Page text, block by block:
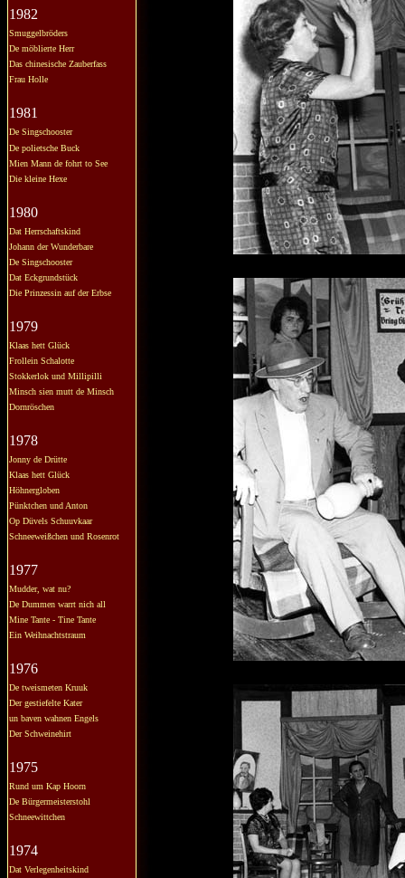
1982
Smuggelbröders
De möblierte Herr
Das chinesische Zauberfass
Frau Holle
1981
De Singschooster
De polietsche Buck
Mien Mann de fohrt to See
Die kleine Hexe
1980
Dat Herrschaftskind
Johann der Wunderbare
De Singschooster
Dat Eckgrundstück
Die Prinzessin auf der Erbse
1979
Klaas hett Glück
Frollein Schalotte
Stokkerlok und Millipilli
Minsch sien mutt de Minsch
Dornröschen
1978
Jonny de Drütte
Klaas hett Glück
Höhnergloben
Pünktchen und Anton
Op Düvels Schuuvkaar
Schneeweißchen und Rosenrot
1977
Mudder, wat nu?
De Dummen warrt nich all
Mine Tante - Tine Tante
Ein Weihnachtstraum
1976
De tweismeten Kruuk
Der gestiefelte Kater
un baven wahnen Engels
Der Schweinehirt
1975
Rund um Kap Hoorn
De Bürgermeisterstohl
Schneewittchen
1974
Dat Verlegenheitskind